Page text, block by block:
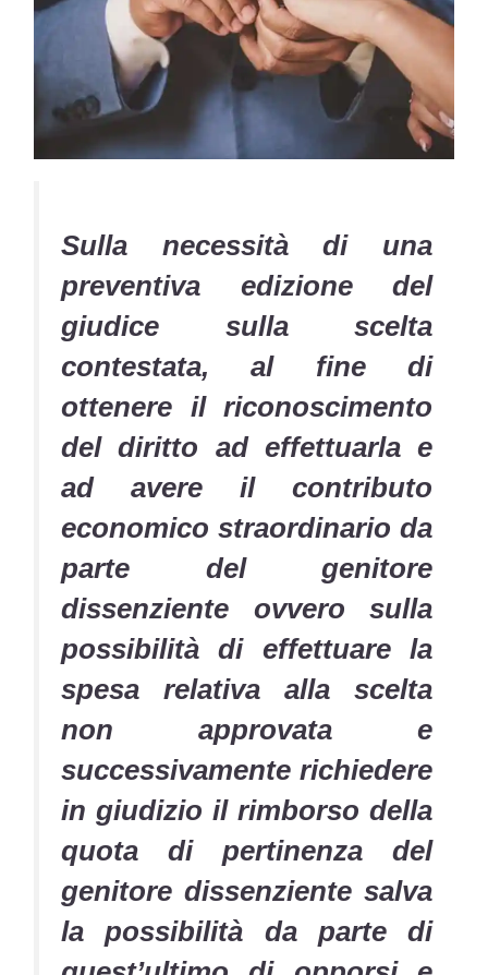
Sulla necessità di una
preventiva edizione del
giudice sullascelta
contestata, al fine di
ottenere il riconoscimento
del diritto ad effettuarla e
ad avere il contributo
economico straordinario da
parte del genitore
dissenziente ovvero sulla
possibilità di effettuare la
spesa relativa alla scelta
non approvata e
successivamente richiedere
in giudizio il rimborso della
quota di pertinenza del
genitore dissenziente salva
la possibilità da parte di